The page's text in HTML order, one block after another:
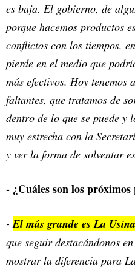
es baja. El gobierno, de
porque hacemos productos
conflictos con los tiempos,
pierde en el medio que
más efectivos. Hoy tenemos
faltantes, que tratamos de
dentro de lo que se puede y
muy estrecha con la
y ver la forma de solventar
- ¿Cuáles son los próximos
-El más grande es La Usina
que seguir destacándonos
mostrar la diferencia para